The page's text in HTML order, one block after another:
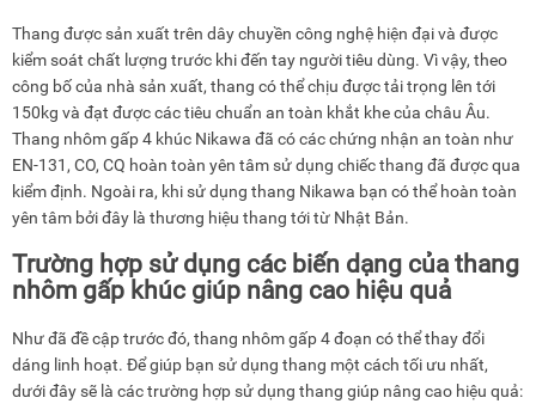
Thang được sản xuất trên dây chuyền công nghệ hiện đại và được
kiểm soát chất lượng trước khi đến tay người tiêu dùng. Vì vậy, theo
công bố của nhà sản xuất, thang có thể chịu được tải trọng lên tới
150kg và đạt được các tiêu chuẩn an toàn khắt khe của châu Âu.
Thang nhôm gấp 4 khúc Nikawa đã có các chứng nhận an toàn như
EN-131, CO, CQ hoàn toàn yên tâm sử dụng chiếc thang đã được qua
kiểm định. Ngoài ra, khi sử dụng thang Nikawa bạn có thể hoàn toàn
yên tâm bởi đây là thương hiệu thang tới từ Nhật Bản.
Trường hợp sử dụng các biến dạng của thang
nhôm gấp khúc giúp nâng cao hiệu quả
Như đã đề cập trước đó, thang nhôm gấp 4 đoạn có thể thay đổi
dáng linh hoạt. Để giúp bạn sử dụng thang một cách tối ưu nhất,
dưới đây sẽ là các trường hợp sử dụng thang giúp nâng cao hiệu quả: